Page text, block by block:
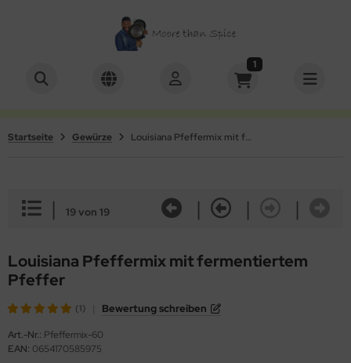
1
Startseite Gewürze Louisiana Pfeffermix mit fermentiertem Pfeffer
| 19 von 19 | | |
Louisiana Pfeffermix mit fermentiertem
Pfeffer
(1) Bewertung schreiben
Art.-Nr.: Pfeffermix-60
EAN: 0654170585975